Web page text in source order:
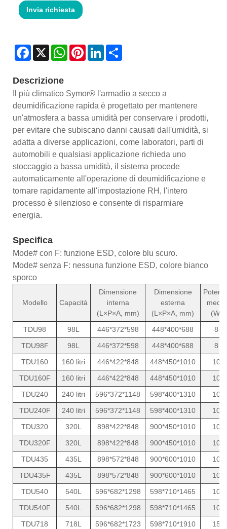
Invia richiesta
Facebook
X WhatsAppPinterestLinkedIn
Descrizione
Il più climatico Symor® l'armadio a secco a
deumidificazione rapida è progettato per mantenere
un'atmosfera a bassa umidità per conservare i prodotti,
per evitare che subiscano danni causati dall'umidità, si
adatta a diverse applicazioni, come laboratori, parti di
automobili e qualsiasi applicazione richieda uno
stoccaggio a bassa umidità, il sistema procede
automaticamente all'operazione di deumidificazione e
tornare rapidamente all'impostazione RH, l'intero
processo è silenzioso e consente di risparmiare
energia.
Specifica
Mode# con F: funzione ESD, colore blu scuro.
Mode# senza F: nessuna funzione ESD, colore bianco
sporco
Modello Capacità
Dimensione
interna
(L×P×A, mm)
Dimensione
esterna
(L×P×A, mm)
media
(W)
TDU98
98L 446*372*598 448*400*688
8
TDU98F
98L 446*372*598 448*400*688
8
TDU160
160 litri 446*422*848 448*450*1010
10
TDU160F
160 litri 446*422*848 448*450*1010
10
TDU240
240 litri 596*372*1148 598*400*1310
10
TDU240F
240 litri 596*372*1148 598*400*1310
10
TDU320
320L 898*422*848 900*450*1010
10
TDU320F
320L 898*422*848 900*450*1010
10
TDU435
435L 898*572*848 900*600*1010
10
TDU435F
435L 898*572*848 900*600*1010
10
TDU540
540L 596*682*1298 598*710*1465
10
TDU540F
540L 596*682*1298 598*710*1465
10
TDU718
718L 596*682*1723 598*710*1910
15